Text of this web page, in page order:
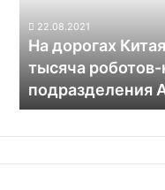
курьеров
от
подразделения
Alibaba
22.08.2021
На дорогах
тысяча роботов-
подразделения